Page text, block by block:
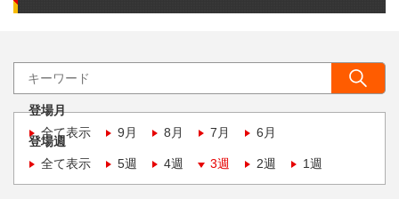
登場月
全て表示
9月 8月 7月 6月
登場週
全て表示
5週 4週 3週 2週 1週